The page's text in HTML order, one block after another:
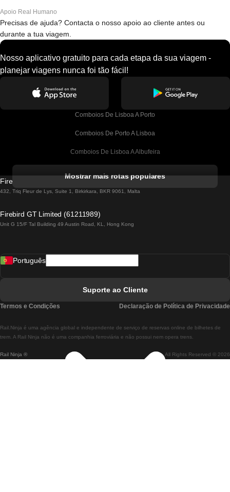
Apoio Real Humano
Precisas de ajuda? Contacta o nosso apoio ao cliente antes ou
durante a tua viagem.
Nosso aplicativo gratuito para cada etapa da sua viagem -
planejar viagens nunca foi tão fácil!
Comboios De Lisboa A Porto
Comboios De Porto A Lisboa
Comboios De Lisboa A Albufeira
Comboios De Lisboa A Lagos
Comboios De Lisboa A Madrid
Comboios De Lisboa A Braga
Comboios De Braga A Lisboa
Mostrar mais rotas populares
Firebird GT Limited (OC 1451)
432, Triq Fleur de Lys, Suite 1, Birkirkara, BKR 9061, Malta
Firebird GT Limited (61211989)
Unit G 15/F Tal Building 49 Austin Road, KL, Hong Kong
Rail Ninja ® All Rights Reserved © 2026
Rail.Ninja é uma agência global e independente de serviço de reservas online de bilhetes de
trem. A Rail Ninja não é uma companhia ferroviária e não possui nem opera trens.
Português
Suporte ao Cliente
Termos e Condições Declaração de Política de Privacidade